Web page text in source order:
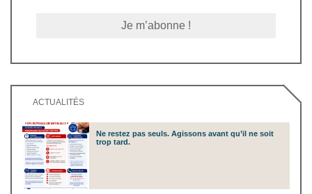
ACTUALITÉS
Ne restez pas seuls. Agissons avant qu’il ne soit
trop tard.